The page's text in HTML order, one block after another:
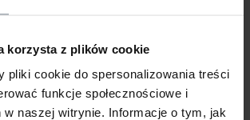
korzysta z plików cookie
pliki cookie do spersonalizowania treści
funkcje społecznościowe i
w naszej witrynie. Informacje o tym, jak